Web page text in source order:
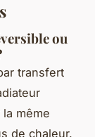
ou
transfert
même
de chaleur.